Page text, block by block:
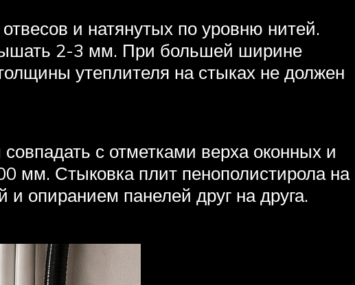
и натянутых по уровню нитей.
2-3 мм. При большей ширине
утеплителя на стыках не должен
с отметками верха оконных и
мм. Стыковка плит пенополистирола на
и опиранием панелей друг на друга.